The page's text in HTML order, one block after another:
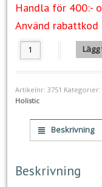
Handla för 400:-
Använd rabattkod
Holistic Omega-3
Artikelnr: 3751 Kategorier:
Holistic
Beskrivning
Beskrivning